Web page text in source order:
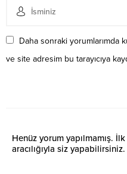
Daha sonraki yorumlarımda
ve site adresim bu tarayıcıya
Henüz yorum yapılmamış.
aracılığıyla siz yapabilirsiniz.